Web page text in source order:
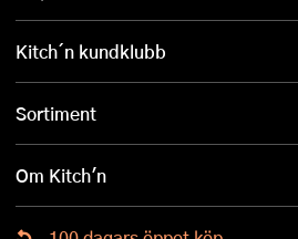
Kitch´n kundklubb
Sortiment
Om Kitch'n